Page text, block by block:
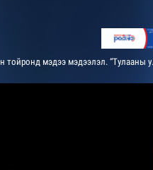
хэрхэн хайрлах вэ?”: ЕБС-ийн ахлах ангийнхны санаа бодлыг хуваалцана. “Өглөөний мэнд”-ийн зөвлөгөө: Өдрийн ачааллаа зөв хуваарилахын чухлыг сануулна.